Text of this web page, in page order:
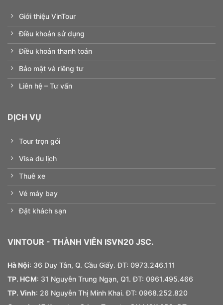
Giới thiệu VinTour
Điều khoản sử dụng
Điều khoản thanh toán
Bảo mật và riêng tư
Liên hệ – Tư vấn
DỊCH VỤ
Tour trọn gói
Visa du lịch
Thuê xe
Vé máy bay
Đặt khách sạn
VINTOUR - THÀNH VIÊN ISVN20 JSC.
Hà Nội: 36 Duy Tân, Q. Cầu Giấy. ĐT: 0973.246.111
TP. HCM: 31 Nguyễn Trung Ngạn, Q1. ĐT: 0961.495.466
TP. Vinh: 26 Nguyễn Thị Minh Khai. ĐT: 0968.252.820